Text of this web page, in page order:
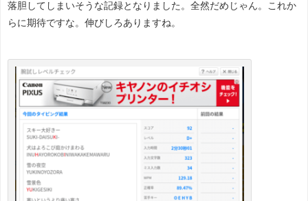
落胆してしまいそうな記録となりました。全然だめじゃん。これか
らに期待ですな。伸びしろありますね。